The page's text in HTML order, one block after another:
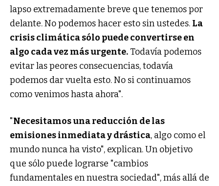
lapso extremadamente breve que tenemos por
delante. No podemos hacer esto sin ustedes. La
crisis climática sólo puede convertirse en
algo cada vez más urgente. Todavía podemos
evitar las peores consecuencias, todavía
podemos dar vuelta esto. No si continuamos
como venimos hasta ahora".
"Necesitamos una reducción de las
emisiones inmediata y drástica, algo como el
mundo nunca ha visto", explican. Un objetivo
que sólo puede lograrse "cambios
fundamentales en nuestra sociedad", más allá de